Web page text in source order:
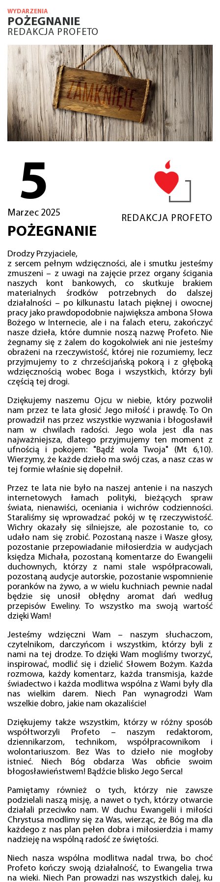
WYDARZENIA
POŻEGNANIE
REDAKCJA PROFETO
5
Marzec 2025
REDAKCJA PROFETO
POŻEGNANIE
Drodzy Przyjaciele,
z sercem pełnym wdzięczności, ale i smutku jesteśmy
zmuszeni – z uwagi na zajęcie przez organy ścigania
naszych kont bankowych, co skutkuje brakiem
materialnych środków potrzebnych do dalszej
działalności – po kilkunastu latach pięknej i owocnej
pracy jako prawdopodobnie największa ambona Słowa
Bożego w Internecie, ale i na falach eteru, zakończyć
nasze dzieła, które dumnie noszą nazwę Profeto. Nie
żegnamy się z żalem do kogokolwiek ani nie jesteśmy
obrażeni na rzeczywistość, której nie rozumiemy, lecz
przyjmujemy to z chrześcijańską pokorą i z głęboką
wdzięcznością wobec Boga i wszystkich, którzy byli
częścią tej drogi.
Dziękujemy naszemu Ojcu w niebie, który pozwolił
nam przez te lata głosić Jego miłość i prawdę. To On
prowadził nas przez wszystkie wyzwania i błogosławił
nam w chwilach radości. Jego wola jest dla nas
najważniejsza, dlatego przyjmujemy ten moment z
ufnością i pokojem: "Bądź wola Twoja" (Mt 6,10).
Wierzymy, że każde dzieło ma swój czas, a nasz czas w
tej formie właśnie się dopełnił.
Przez te lata nie było na naszej antenie i na naszych
internetowych łamach polityki, bieżących spraw
świata, nienawiści, oceniania i wichrów codzienności.
Staraliśmy się wprowadzać pokój w tę rzeczywistość.
Wichry okazały się silniejsze, ale pozostanie to, co
udało nam się zrobić. Pozostaną nasze i Wasze głosy,
pozostanie przepowiadanie miłosierdzia w audycjach
księdza Michała, pozostaną komentarze do Ewangelii
duchownych, którzy z nami stale współpracowali,
pozostaną audycje autorskie, pozostanie wspomnienie
poranków na żywo, a w wielu kuchniach pewnie nadal
będzie się unosił obłędny aromat dań według
przepisów Eweliny. To wszystko ma swoją wartość
dzięki Wam!
Jesteśmy wdzięczni Wam – naszym słuchaczom,
czytelnikom, darczyńcom i wszystkim, którzy byli z
nami na tej drodze. To dzięki Wam mogliśmy tworzyć,
inspirować, modlić się i dzielić Słowem Bożym. Każda
rozmowa, każdy komentarz, każda transmisja, każde
świadectwo i każda modlitwa wspólna z Wami były dla
nas wielkim darem. Niech Pan wynagrodzi Wam
wszelkie dobro, jakie nam okazaliście!
Dziękujemy także wszystkim, którzy w różny sposób
współtworzyli Profeto – naszym redaktorom,
dziennikarzom, technikom, współpracownikom i
wolontariuszom. Bez Was to dzieło nie mogłoby
istnieć. Niech Bóg obdarza Was obficie swoim
błogosławieństwem! Bądźcie blisko Jego Serca!
Pamiętamy również o tych, którzy nie zawsze
podzielali naszą misję, a nawet o tych, którzy otwarcie
działali przeciwko nam. W duchu Ewangelii i miłości
Chrystusa modlimy się za Was, wierząc, że Bóg ma dla
każdego z nas plan pełen dobra i miłosierdzia i mamy
nadzieję na wspólną radość ze świętości.
Niech nasza wspólna modlitwa nadal trwa, bo choć
Profeto kończy swoją działalność, to Ewangelia trwa
na wieki. Niech Pan prowadzi nas wszystkich dalej, ku